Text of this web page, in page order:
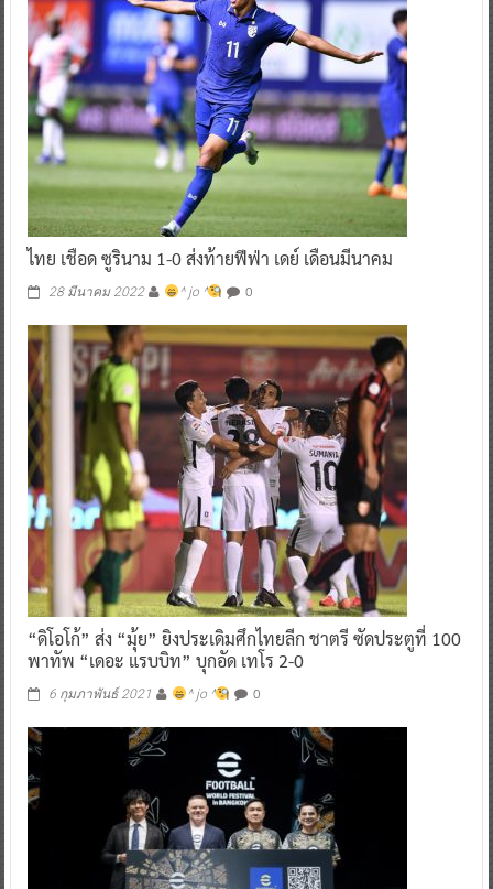
ไทย เชือด ซูรินาม 1-0 ส่งท้ายฟีฟ่า เดย์ เดือนมีนาคม
28 มีนาคม 2022 ^ jo ^ 0
“ดิโอโก้” ส่ง “มุ้ย” ยิงประเดิมศึกไทยลีก ชาตรี ซัดประตูที่ 100
พาทัพ “เดอะ แรบบิท” บุกอัด เทโร 2-0
6 กุมภาพันธ์ 2021 ^ jo ^ 0